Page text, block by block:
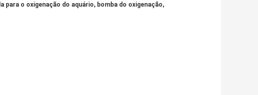
para o oxigenação do aquário, bomba do oxigenação,